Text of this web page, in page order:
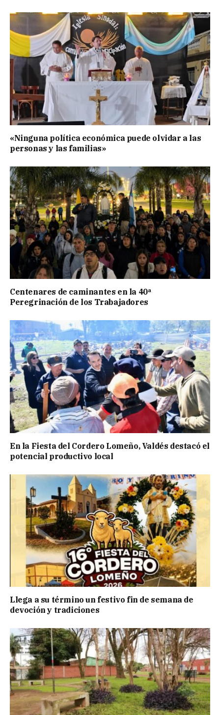
«Ninguna política económica puede olvidar a las
personas y las familias»
Centenares de caminantes en la 40ª
Peregrinación de los Trabajadores
En la Fiesta del Cordero Lomeño, Valdés destacó el
potencial productivo local
Llega a su término un festivo fin de semana de
devoción y tradiciones